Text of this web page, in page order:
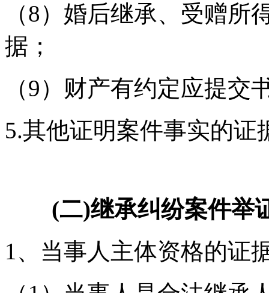
（8）婚后继承、受赠
据；
（9）财产有约定应提交
5.其他证明案件事实的证
(二)继承纠纷案件举
1、当事人主体资格的证